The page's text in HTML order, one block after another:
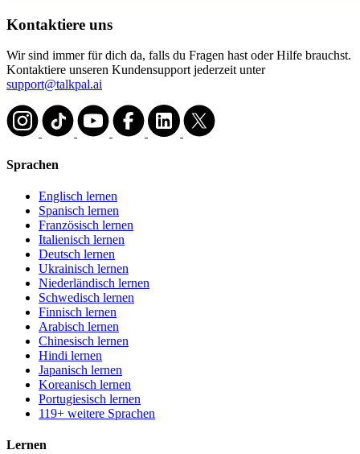
Kontaktiere uns
Wir sind immer für dich da, falls du Fragen hast oder Hilfe brauchst.
Kontaktiere unseren Kundensupport jederzeit unter
support@talkpal.ai
Sprachen
Englisch lernen
Spanisch lernen
Französisch lernen
Italienisch lernen
Deutsch lernen
Ukrainisch lernen
Niederländisch lernen
Schwedisch lernen
Finnisch lernen
Arabisch lernen
Chinesisch lernen
Hindi lernen
Japanisch lernen
Koreanisch lernen
Portugiesisch lernen
119+ weitere Sprachen
Lernen